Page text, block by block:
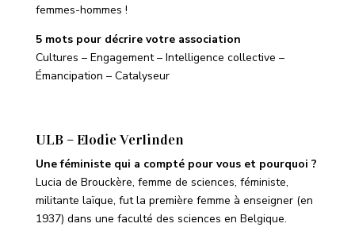
femmes-hommes !
5 mots pour décrire votre association
Cultures – Engagement – Intelligence collective –
Émancipation – Catalyseur
ULB – Elodie Verlinden
Une féministe qui a compté pour vous et pourquoi ?
Lucia de Brouckère, femme de sciences, féministe,
militante laïque, fut la première femme à enseigner (en
1937) dans une faculté des sciences en Belgique.